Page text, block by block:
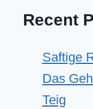
Recent
Saftige
Das
Teig